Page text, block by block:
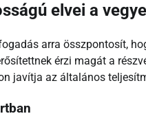
elvei a
arra összpontosít,
érzi magát a
javítja az általános